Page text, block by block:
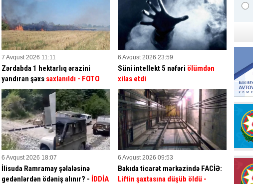
7 Avqust 2026 11:11
Zərdabda 1 hektarlıq ərazini
yandıran şəxs saxlanıldı - FOTO
6 Avqust 2026 23:59
Süni intellekt 5 nəfəri ölümdən
xilas etdi
6 Avqust 2026 18:07
İlisuda Ramramay şəlaləsinə
gedənlərdən ödəniş alınır? - İDDİA
6 Avqust 2026 09:53
Bakıda ticarət mərkəzində FACİƏ:
Liftin şaxtasına düşüb öldü -